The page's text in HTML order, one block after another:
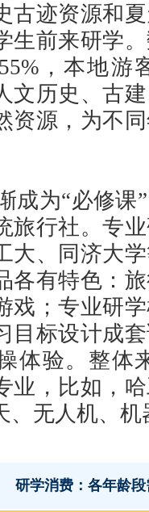
古迹资源和
生前来研学
，本地游
文历史、古
资源，为不
成为“必修课
旅行社。专
大、同济大
各有特色：
戏；专业研
目标设计成
体验。整体
业，比如，
、无人机、
研学消费：各年龄